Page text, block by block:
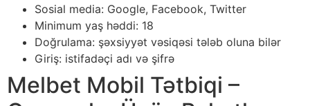
Sosial media: Google, Facebook, Twitter
Minimum yaş həddi: 18
Doğrulama: şəxsiyyət vəsiqəsi tələb oluna bilər
Giriş: istifadəçi adı və şifrə
Melbet Mobil Tətbiqi –